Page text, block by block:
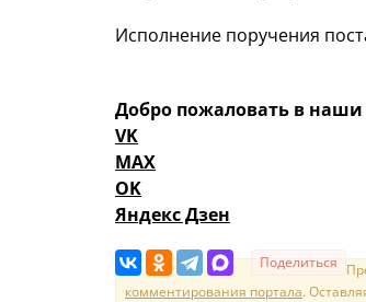
Исполнение поручения
Добро пожаловать в наши
VK
MAX
OK
Яндекс Дзен
Поделиться
комментирования портала.